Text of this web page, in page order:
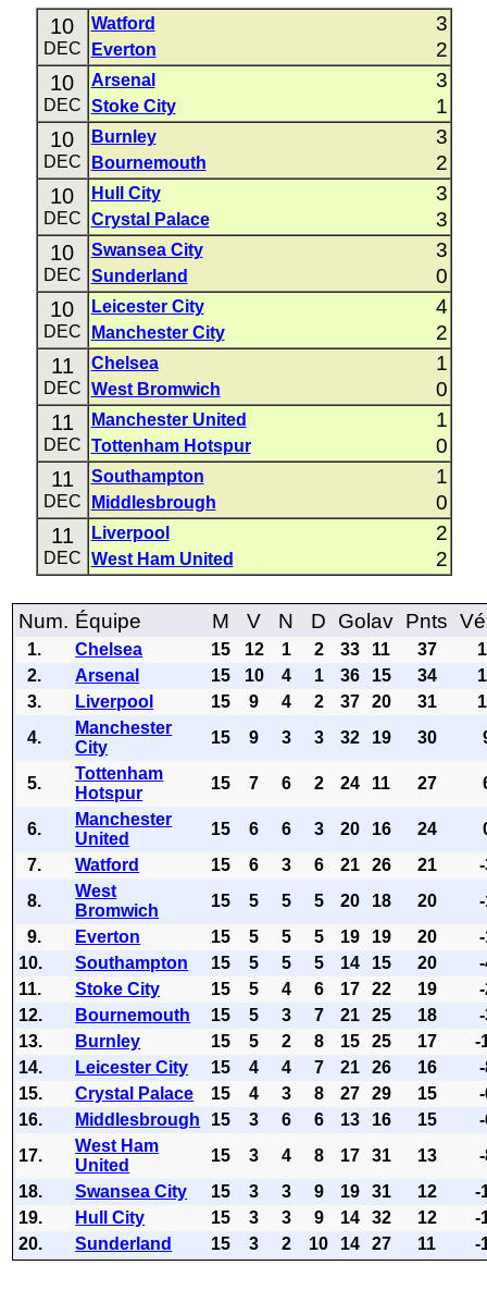
10
DEC
Watford 3
Everton 2
10
DEC
Arsenal 3
Stoke City 1
10
DEC
Burnley 3
Bournemouth 2
10
DEC
Hull City 3
Crystal Palace 3
10
DEC
Swansea City 3
Sunderland 0
10
DEC
Leicester City 4
Manchester City 2
11
DEC
Chelsea 1
West Bromwich 0
11
DEC
Manchester United 1
Tottenham Hotspur 0
11
DEC
Southampton 1
Middlesbrough 0
11
DEC
Liverpool 2
West Ham United 2
Num. Équipe M V N D Golav Pnts
1. Chelsea 15 12 1 2 33 11 37
2.
Arsenal 15 10 4 1 36 15 34
3.
Liverpool 15 9 4 2 37 20 31
4.
Manchester
City
15 9 3 3 32 19 30
5.
Tottenham
Hotspur
15 7 6 2 24 11 27
6.
Manchester
United
15 6 6 3 20 16 24
7.
Watford 15 6 3 6 21 26 21
8.
West
Bromwich
15 5 5 5 20 18 20
9.
Everton 15 5 5 5 19 19 20
10.
Southampton 15 5 5 5 14 15 20
11.
Stoke City 15 5 4 6 17 22 19
12.
Bournemouth 15 5 3 7 21 25 18
13.
Burnley 15 5 2 8 15 25 17
-
14.
Leicester City 15 4 4 7 21 26 16
15.
Crystal Palace 15 4 3 8 27 29 15
16.
Middlesbrough 15 3 6 6 13 16 15
17.
West Ham
United
15 3 4 8 17 31 13
18.
Swansea City 15 3 3 9 19 31 12
-
19.
Hull City 15 3 3 9 14 32 12
-
20.
Sunderland 15 3 2 10 14 27 11 -